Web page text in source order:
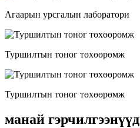
Агаарын урсгалын лаборатори
Туршилтын тоног төхөөрөмж
Туршилтын тоног төхөөрөмж
манай гэрчилгээнүүд